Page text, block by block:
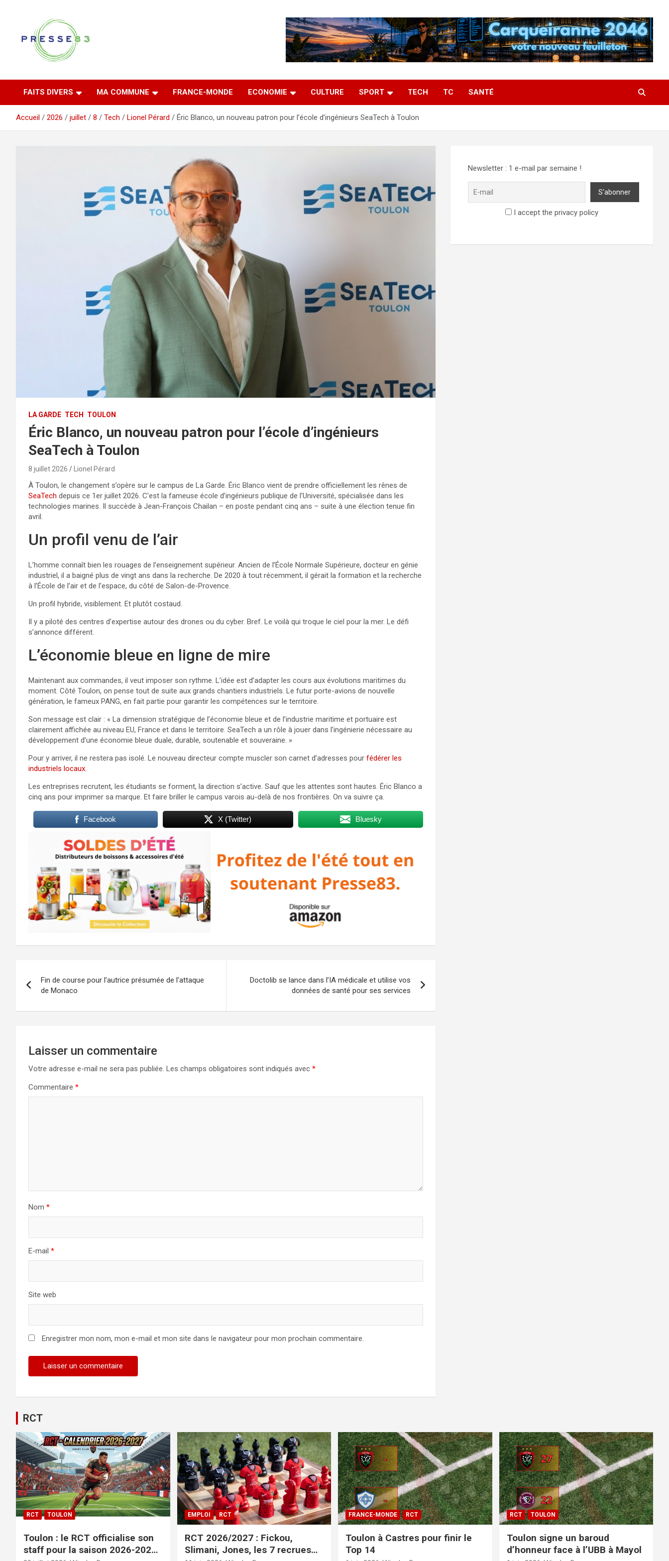
Presse 83
FAITS DIVERS MA COMMUNE FRANCE-MONDE ECONOMIE CULTURE SPORT TECH TC SANTÉ
Accueil 2026 juillet 8 Tech Lionel Pérard Éric Blanco, un nouveau patron pour l’école d’ingénieurs SeaTech à Toulon
LA GARDE TECH TOULON
Éric Blanco, un nouveau patron pour l’école d’ingénieurs
SeaTech à Toulon
8 juillet 2026 Lionel Pérard
À Toulon, le changement s’opère sur le campus de La Garde. Éric Blanco vient de prendre officiellement les rênes de
SeaTech depuis ce 1er juillet 2026. C’est la fameuse école d’ingénieurs publique de l’Université, spécialisée dans les
technologies marines. Il succède à Jean-François Chailan – en poste pendant cinq ans – suite à une élection tenue fin
avril.
Un profil venu de l’air
L’homme connaît bien les rouages de l’enseignement supérieur. Ancien de l’École Normale Supérieure, docteur en génie
industriel, il a baigné plus de vingt ans dans la recherche. De 2020 à tout récemment, il gérait la formation et la recherche
à l’École de l’air et de l’espace, du côté de Salon-de-Provence.
Un profil hybride, visiblement. Et plutôt costaud.
Il y a piloté des centres d’expertise autour des drones ou du cyber. Bref. Le voilà qui troque le ciel pour la mer. Le défi
s’annonce différent.
L’économie bleue en ligne de mire
Maintenant aux commandes, il veut imposer son rythme. L’idée est d’adapter les cours aux évolutions maritimes du
moment. Côté Toulon, on pense tout de suite aux grands chantiers industriels. Le futur porte-avions de nouvelle
génération, le fameux PANG, en fait partie pour garantir les compétences sur le territoire.
Son message est clair : « La dimension stratégique de l’économie bleue et de l’industrie maritime et portuaire est
clairement affichée au niveau EU, France et dans le territoire. SeaTech a un rôle à jouer dans l’ingénierie nécessaire au
développement d’une économie bleue duale, durable, soutenable et souveraine. »
Pour y arriver, il ne restera pas isolé. Le nouveau directeur compte muscler son carnet d’adresses pour fédérer les
industriels locaux.
Les entreprises recrutent, les étudiants se forment, la direction s’active. Sauf que les attentes sont hautes. Éric Blanco a
cinq ans pour imprimer sa marque. Et faire briller le campus varois au-delà de nos frontières. On va suivre ça.
Facebook X (Twitter) Bluesky
de
l’article
Fin de course pour l’autrice présumée de l’attaque
de Monaco
Doctolib se lance dans l’IA médicale et utilise vos
données de santé pour ses services
Laisser un commentaire
Votre adresse e-mail ne sera pas publiée. Les champs obligatoires sont indiqués avec *
Commentaire *
Nom *
E-mail *
Site web
Enregistrer mon nom, mon e-mail et mon site dans le navigateur pour mon prochain commentaire.
Newsletter : 1 e-mail par semaine !
I accept the privacy policy
RCT
RCT TOULON
Toulon : le RCT officialise son
staff pour la saison 2026-2027+
EMPLOI RCT
RCT 2026/2027 : Fickou,
Slimani, Jones, les 7 recrues
FRANCE-MONDE RCT
Toulon à Castres pour finir le
Top 14
RCT TOULON
Toulon signe un baroud
d’honneur face à l’UBB à Mayol